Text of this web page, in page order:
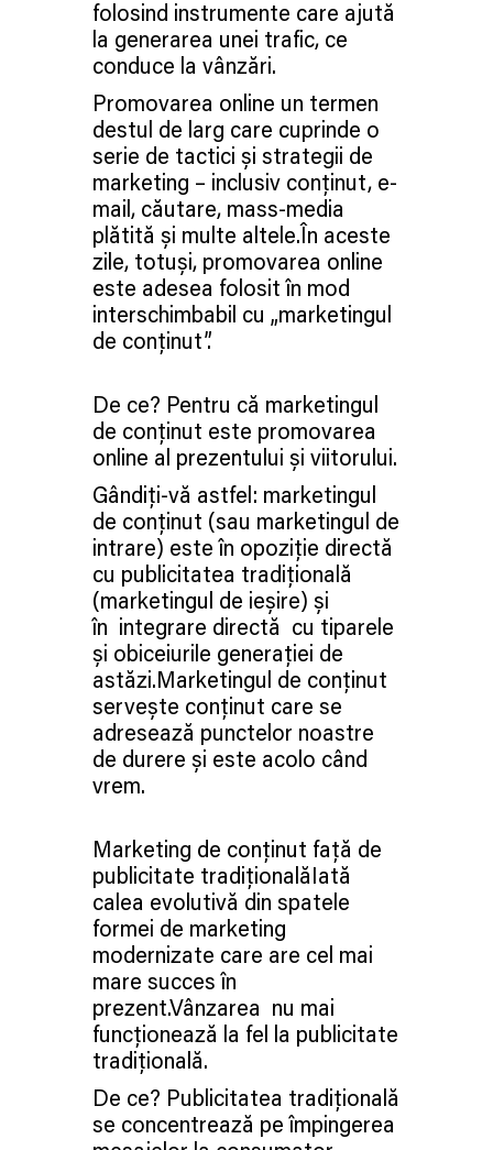
folosind instrumente care ajută
la generarea unei trafic, ce
conduce la vânzări.
Promovarea online un termen
destul de larg care cuprinde o
serie de tactici și strategii de
marketing – inclusiv conținut, e-
mail, căutare, mass-media
plătită și multe altele.În aceste
zile, totuși, promovarea online
este adesea folosit în mod
interschimbabil cu „marketingul
de conținut”.
De ce? Pentru că marketingul
de conținut este promovarea
online al prezentului și viitorului.
Gândiți-vă astfel: marketingul
de conținut (sau marketingul de
intrare) este în opoziție directă
cu publicitatea tradițională
(marketingul de ieșire) și
în integrare directă cu tiparele
și obiceiurile generației de
astăzi.Marketingul de conținut
servește conținut care se
adresează punctelor noastre
de durere și este acolo când
vrem.
Marketing de conținut față de
publicitate tradiționalăIată
calea evolutivă din spatele
formei de marketing
modernizate care are cel mai
mare succes în
prezent.Vânzarea nu mai
funcționează la fel la publicitate
tradițională.
De ce? Publicitatea tradițională
se concentrează pe împingerea